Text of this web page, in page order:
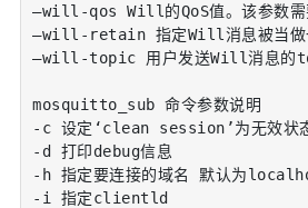
–will-qos Will的QoS值。该参数
–will-retain 指定Will消息被当做一
–will-topic 用户发送Will消息的
mosquitto_sub 命令参数说明
-c 设定‘clean session’为无效状态
-d 打印debug信息
-h 指定要连接的域名 默认为
-i 指定clientld